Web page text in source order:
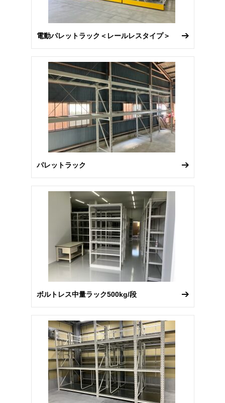
電動パレットラック＜レールレスタイプ＞
パレットラック
ボルトレス中量ラック500kg/段